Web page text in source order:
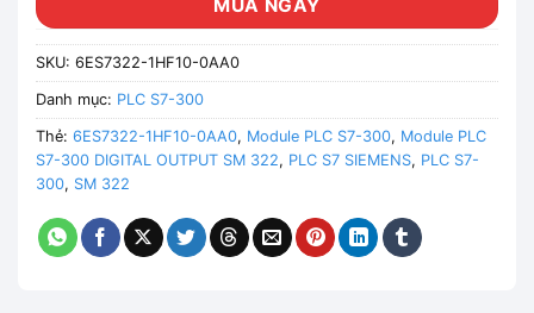
MUA NGAY
SKU: 6ES7322-1HF10-0AA0
Danh mục: PLC S7-300
Thẻ: 6ES7322-1HF10-0AA0, Module PLC S7-300, Module PLC
S7-300 DIGITAL OUTPUT SM 322, PLC S7 SIEMENS, PLC S7-
300, SM 322